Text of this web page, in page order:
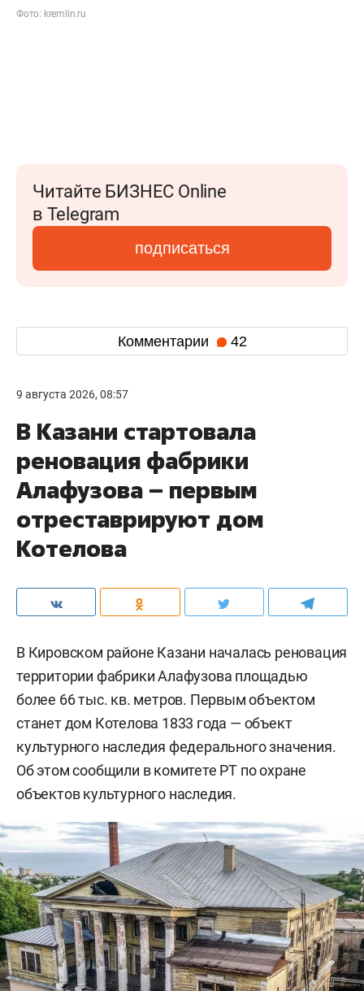
Фото: kremlin.ru
Читайте БИЗНЕС Online
в Telegram
подписаться
Комментарии 42
9 августа 2026, 08:57
В Казани стартовала
реновация фабрики
Алафузова – первым
отреставрируют дом
Котелова
В Кировском районе Казани началась реновация
территории фабрики Алафузова площадью
более 66 тыс. кв. метров. Первым объектом
станет дом Котелова 1833 года — объект
культурного наследия федерального значения.
Об этом сообщили в комитете РТ по охране
объектов культурного наследия.